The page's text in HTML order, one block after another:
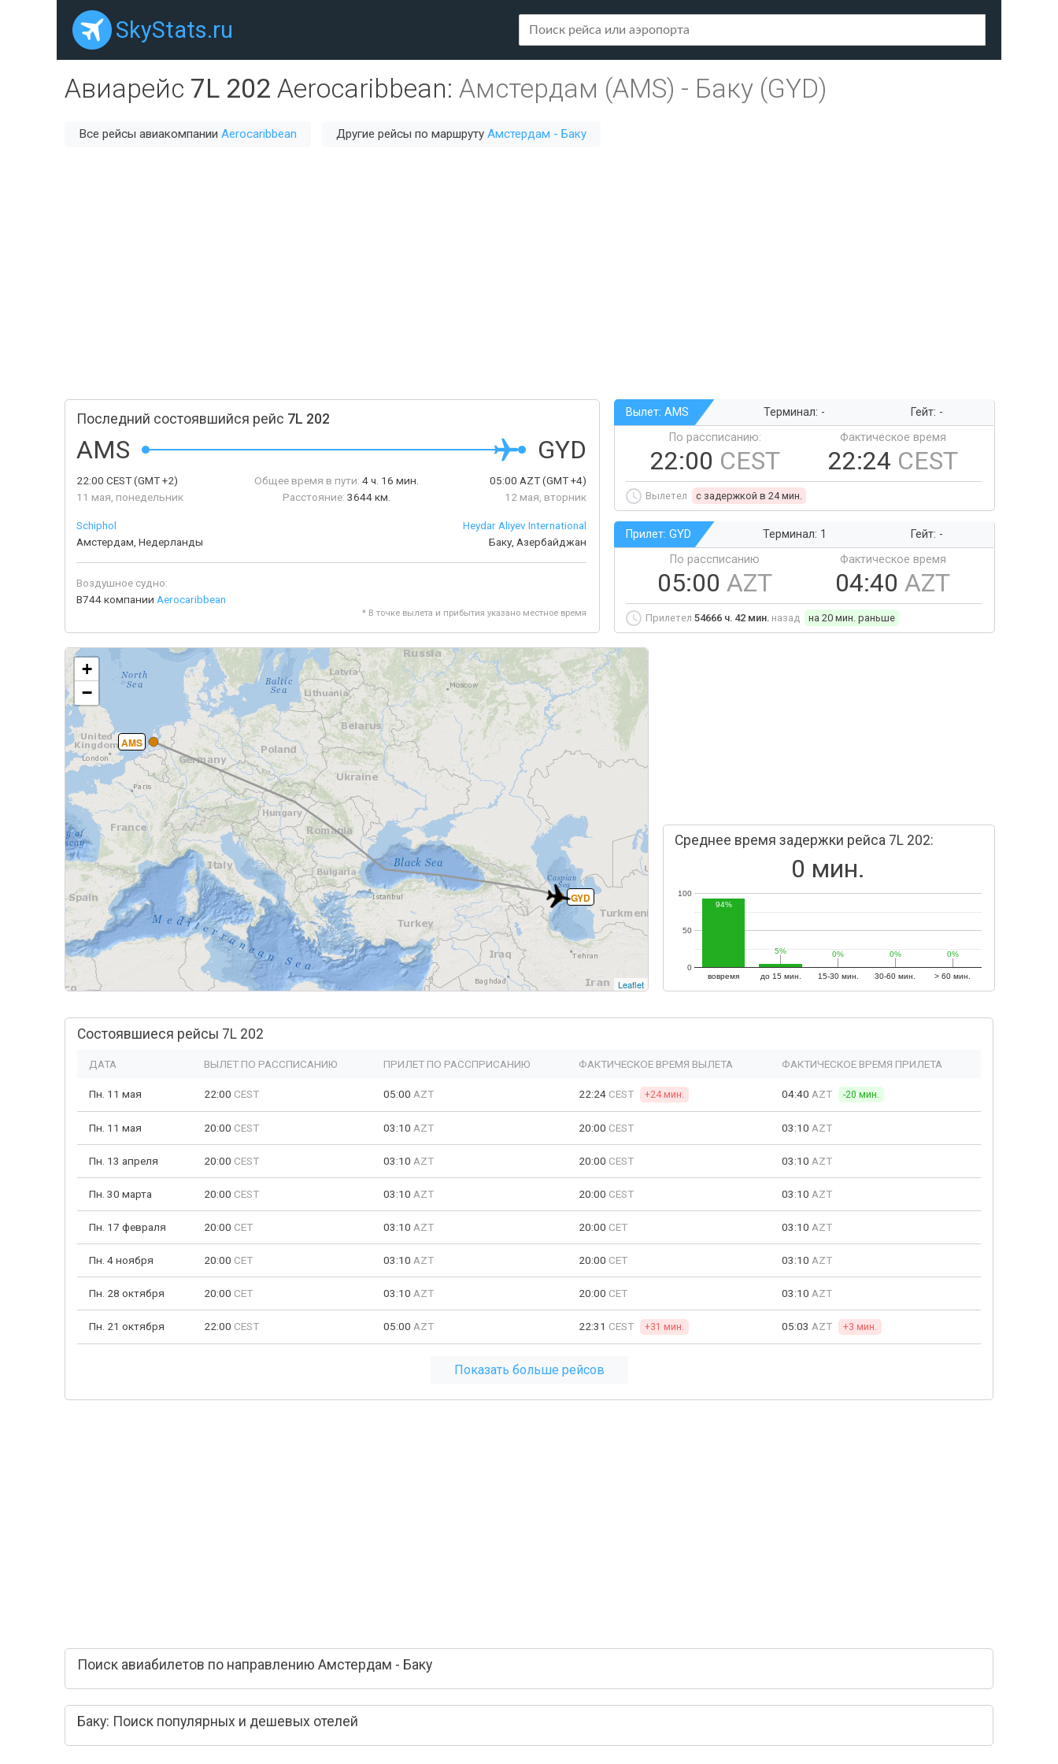
SkyStats.ru
Авиарейс 7L 202 Aerocaribbean: Амстердам (AMS) - Баку (GYD)
Все рейсы авиакомпании Aerocaribbean Другие рейсы по маршруту Амстердам - Баку
Последний состоявшийся рейс 7L 202
AMS GYD
22:00 CEST(GMT +2)
11 мая, понедельник
Общее время в пути: 4 ч. 16 мин.
Расстояние: 3644 км.
05:00 AZT(GMT +4)
12 мая, вторник
Schiphol
Амстердам, Недерланды
Heydar Aliyev International
Баку, Азербайджан
Воздушное судно:
B744 компании Aerocaribbean
* В точке вылета и прибытия указано местное время
Вылет: AMS Терминал: -
Гейт: -
По рассписанию:
22:00 CEST
Фактическое время
22:24 CEST
Вылетел c задержкой в 24 мин.
Прилет: GYD Терминал: 1
Гейт: -
По рассписанию
05:00 AZT
Фактическое время
04:40 AZT
Прилетел 54666 ч. 42 мин. назад на 20 мин. раньше
AMS
GYD
+
−
Leaflet
Среднее время задержки рейса 7L 202:
0 мин.
вовремя до 15 мин. 15-30 мин. 30-60 мин. > 60 мин.
0
50
100
94%
5%
5% 0%
0% 0%
0% 0%
0%
Состоявшиеся рейсы 7L 202
ДАТА ВЫЛЕТ ПО РАССПИСАНИЮ ПРИЛЕТ ПО РАССПРИСАНИЮ ФАКТИЧЕСКОЕ ВРЕМЯ ВЫЛЕТА ФАКТИЧЕСКОЕ ВРЕМЯ ПРИЛЕТА
Пн. 11 мая 22:00 CEST 05:00 AZT 22:24 CEST +24 мин. 04:40 AZT -20 мин.
Пн. 11 мая 20:00 CEST 03:10 AZT 20:00 CEST 03:10 AZT
Пн. 13 апреля 20:00 CEST 03:10 AZT 20:00 CEST 03:10 AZT
Пн. 30 марта 20:00 CEST 03:10 AZT 20:00 CEST 03:10 AZT
Пн. 17 февраля 20:00 CET 03:10 AZT 20:00 CET 03:10 AZT
Пн. 4 ноября 20:00 CET 03:10 AZT 20:00 CET 03:10 AZT
Пн. 28 октября 20:00 CET 03:10 AZT 20:00 CET 03:10 AZT
Пн. 21 октября 22:00 CEST 05:00 AZT 22:31 CEST +31 мин. 05:03 AZT +3 мин.
Показать больше рейсов
Поиск авиабилетов по направлению Амстердам - Баку
Баку: Поиск популярных и дешевых отелей